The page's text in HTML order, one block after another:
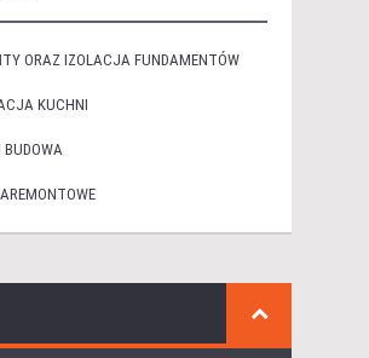
ORAZ IZOLACJA FUNDAMENTÓW
KUCHNI